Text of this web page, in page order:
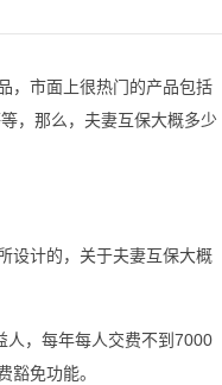
，市面上很热门的产品包括
，那么，夫妻互保大概多少
设计的，关于夫妻互保大概
人，每年每人交费不到7000
免功能。